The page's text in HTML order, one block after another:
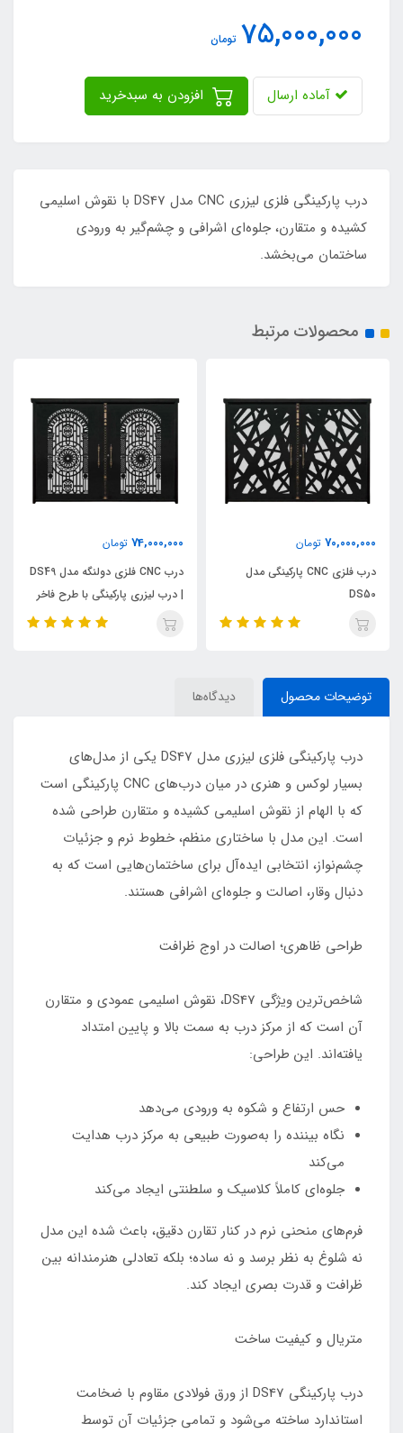
75,000,000 تومان
آماده ارسال
درب پارکینگی فلزی لیزری CNC مدل DS47 با نقوش اسلیمی
کشیده و متقارن، جلوه‌ای اشرافی و چشم‌گیر به ورودی
ساختمان می‌بخشد.
محصولات مرتبط
70,000,000 تومان
درب فلزی CNC پارکینگی مدل
DS50
74,000,000 تومان
درب CNC فلزی دولنگه مدل DS49
| درب لیزری پارکینگی با طرح فاخر
توضیحات محصول دیدگاه‌ها
درب پارکینگی فلزی لیزری مدل DS47 یکی از مدل‌های
بسیار لوکس و هنری در میان درب‌های CNC پارکینگی است
که با الهام از نقوش اسلیمی کشیده و متقارن طراحی شده
است. این مدل با ساختاری منظم، خطوط نرم و جزئیات
چشم‌نواز، انتخابی ایده‌آل برای ساختمان‌هایی است که به
دنبال وقار، اصالت و جلوه‌ای اشرافی هستند.
طراحی ظاهری؛ اصالت در اوج ظرافت
شاخص‌ترین ویژگی DS47، نقوش اسلیمی عمودی و متقارن
آن است که از مرکز درب به سمت بالا و پایین امتداد
یافته‌اند. این طراحی:
حس ارتفاع و شکوه به ورودی می‌دهد
نگاه بیننده را به‌صورت طبیعی به مرکز درب هدایت
می‌کند
جلوه‌ای کاملاً کلاسیک و سلطنتی ایجاد می‌کند
فرم‌های منحنی نرم در کنار تقارن دقیق، باعث شده این مدل
نه شلوغ به نظر برسد و نه ساده؛ بلکه تعادلی هنرمندانه بین
ظرافت و قدرت بصری ایجاد کند.
متریال و کیفیت ساخت
درب پارکینگی DS47 از ورق فولادی مقاوم با ضخامت
استاندارد ساخته می‌شود و تمامی جزئیات آن توسط